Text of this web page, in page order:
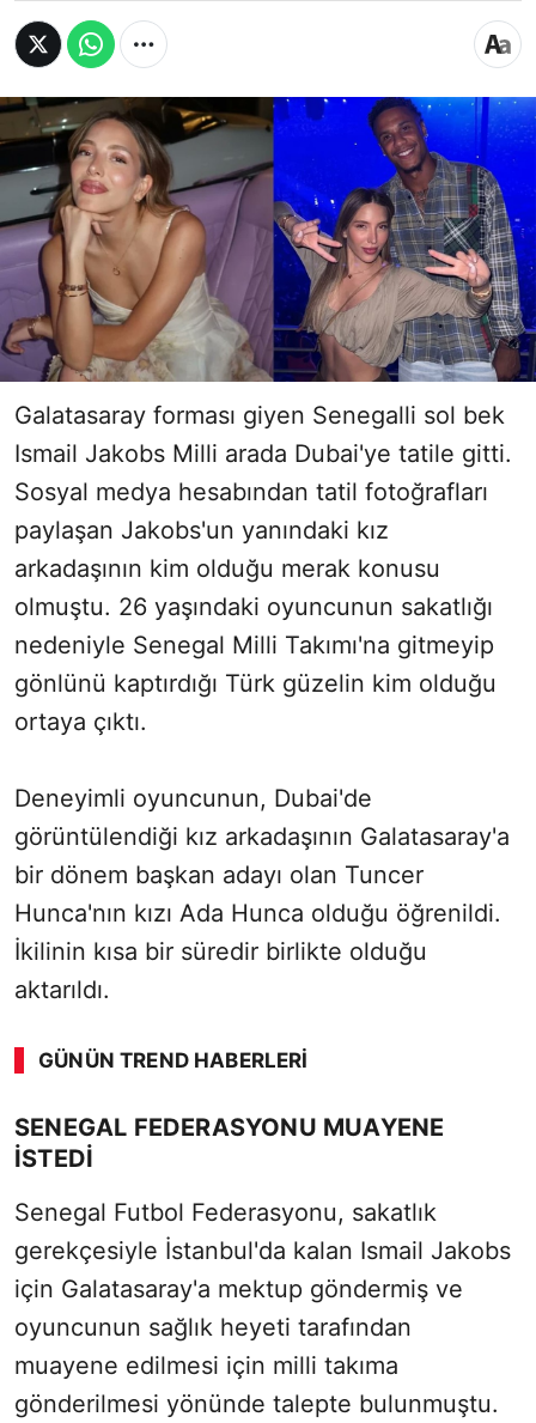
Galatasaray forması giyen Senegalli sol bek
Ismail Jakobs Milli arada Dubai'ye tatile gitti.
Sosyal medya hesabından tatil fotoğrafları
paylaşan Jakobs'un yanındaki kız
arkadaşının kim olduğu merak konusu
olmuştu. 26 yaşındaki oyuncunun sakatlığı
nedeniyle Senegal Milli Takımı'na gitmeyip
gönlünü kaptırdığı Türk güzelin kim olduğu
ortaya çıktı.
Deneyimli oyuncunun, Dubai'de
görüntülendiği kız arkadaşının Galatasaray'a
bir dönem başkan adayı olan Tuncer
Hunca'nın kızı Ada Hunca olduğu öğrenildi.
İkilinin kısa bir süredir birlikte olduğu
aktarıldı.
GÜNÜN TREND HABERLERI
SENEGAL FEDERASYONU MUAYENE
İSTEDİ
Senegal Futbol Federasyonu, sakatlık
gerekçesiyle İstanbul'da kalan Ismail Jakobs
için Galatasaray'a mektup göndermiş ve
oyuncunun sağlık heyeti tarafından
muayene edilmesi için milli takıma
gönderilmesi yönünde talepte bulunmuştu.